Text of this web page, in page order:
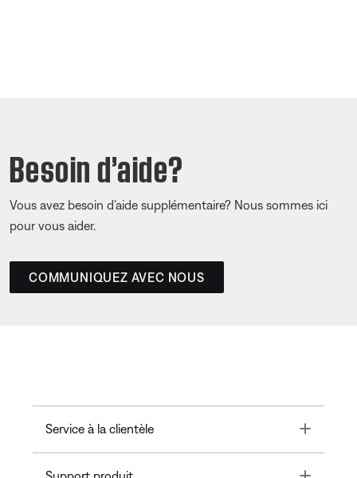
Besoin d’aide?
Vous avez besoin d’aide supplémentaire? Nous sommes ici
pour vous aider.
COMMUNIQUEZ AVEC NOUS
Service à la clientèle Toggle
Toggle